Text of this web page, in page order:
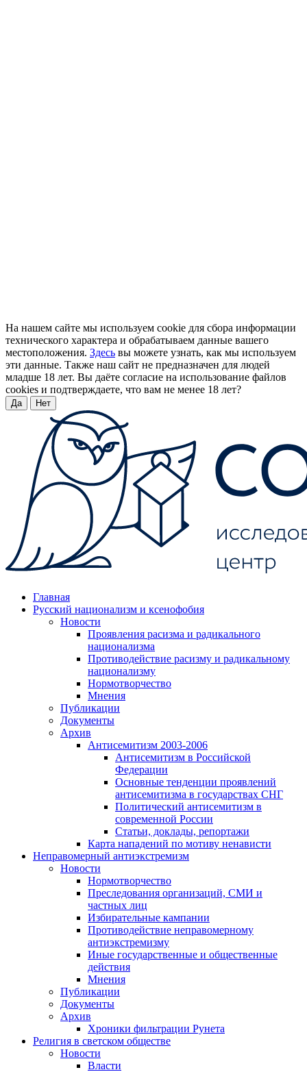
На нашем сайте мы используем cookie для сбора информации
технического характера и обрабатываем данные вашего
местоположения. Здесь вы можете узнать, как мы используем
эти данные. Также наш сайт не предназначен для людей
младше 18 лет. Вы даёте согласие на использование файлов
cookies и подтверждаете, что вам не менее 18 лет?
Да Нет
Главная
Русский национализм и ксенофобия
Новости
Проявления расизма и радикального
национализма
Противодействие расизму и радикальному
национализму
Нормотворчество
Мнения
Публикации
Документы
Архив
Антисемитизм 2003-2006
Антисемитизм в Российской
Федерации
Основные тенденции проявлений
антисемитизма в государствах СНГ
Политический антисемитизм в
современной России
Статьи, доклады, репортажи
Карта нападений по мотиву ненависти
Неправомерный антиэкстремизм
Новости
Нормотворчество
Преследования организаций, СМИ и
частных лиц
Избирательные кампании
Противодействие неправомерному
антиэкстремизму
Иные государственные и общественные
действия
Мнения
Публикации
Документы
Архив
Хроники фильтрации Рунета
Религия в светском обществе
Новости
Власти